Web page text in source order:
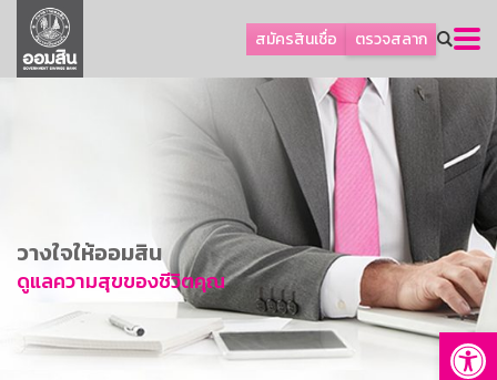
สมัครสินเชื่อ ตรวจสลาก
ลูกค้าธุรกิจ
ลูกค้าผู้ประกอบรายย่อย
การพัฒนาที่ยั่งยืน
ข่าวสาร
บริการทางการเงิน
อื่นๆ
วางใจให้ออมสิน
ดูแลความสุขของชีวิตคุณ